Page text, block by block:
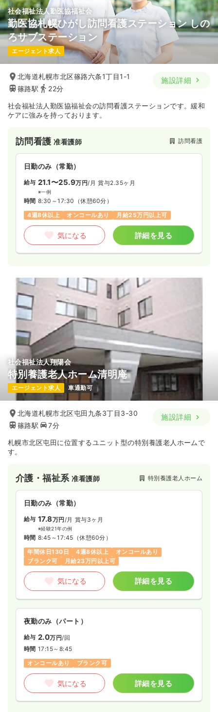
日勤のみ（パート） 一時募集休止
給与 時給1,320円〜
時間 8:45～14:00
日祝休み
担当業務未経験可
ブランク可
時給1,500円以上可
気になる 詳細を見る
社会福祉法人勤医協福祉会
勤医協札幌ひがし訪問看護ステーション しの
ろサブステーション
エージェント求人
北海道札幌市北区篠路六条1丁目1-1
篠路駅
22分
施設詳細
社会福祉法人勤医協福祉会の訪問看護ステーションです。緩和
ケアに強みを持っております。
訪問看護准看護師 訪問看護
日勤のみ（常勤）
給与 21.1〜25.9万円/月 賞与2.35ヶ月
※一例
時間 8:30～17:30 （休憩60分）
4週8休以上
オンコールあり 月給25万円以上可
気になる 詳細を見る
社会福祉法人翔陽会
特別養護老人ホーム清明庵
エージェント求人 車通勤可
北海道札幌市北区屯田九条3丁目3-30
篠路駅
7分
施設詳細
札幌市北区屯田に位置するユニット型の特別養護老人ホームで
す。
介護・福祉系准看護師 特別養護老人ホーム
日勤のみ（常勤）
給与 17.8万円/月 賞与3ヶ月
※経験21年の例
時間 8:45～17:45 （休憩60分）
年間休日130日
4週8休以上
オンコールあり
ブランク可
月給23万円以上可
気になる 詳細を見る
夜勤のみ（パート）
給与 2.0万円/回
時間 17:15～8:45
オンコールあり
ブランク可
気になる 詳細を見る